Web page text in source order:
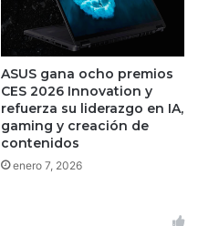
ASUS gana ocho premios
CES 2026 Innovation y
refuerza su liderazgo en IA,
gaming y creación de
contenidos
enero 7, 2026